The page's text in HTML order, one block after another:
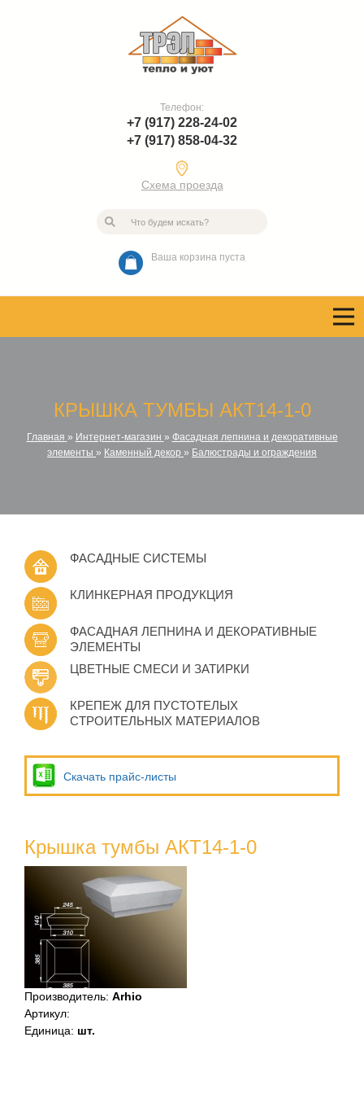
Телефон:
+7 (917) 228-24-02
+7 (917) 858-04-32
Схема проезда
Ваша корзина пуста
КРЫШКА ТУМБЫ АКТ14-1-0
Главная » Интернет-магазин » Фасадная лепнина и декоративные
элементы » Каменный декор » Балюстрады и ограждения
ФАСАДНЫЕ СИСТЕМЫ
КЛИНКЕРНАЯ ПРОДУКЦИЯ
ФАСАДНАЯ ЛЕПНИНА И ДЕКОРАТИВНЫЕ
ЭЛЕМЕНТЫ
ЦВЕТНЫЕ СМЕСИ И ЗАТИРКИ
КРЕПЕЖ ДЛЯ ПУСТОТЕЛЫХ
СТРОИТЕЛЬНЫХ МАТЕРИАЛОВ
Скачать прайс-листы
Крышка тумбы АКТ14-1-0
Производитель: Arhio
Артикул:
Единица: шт.